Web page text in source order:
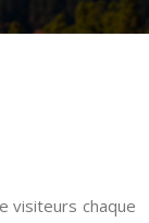
visiteurs chaque